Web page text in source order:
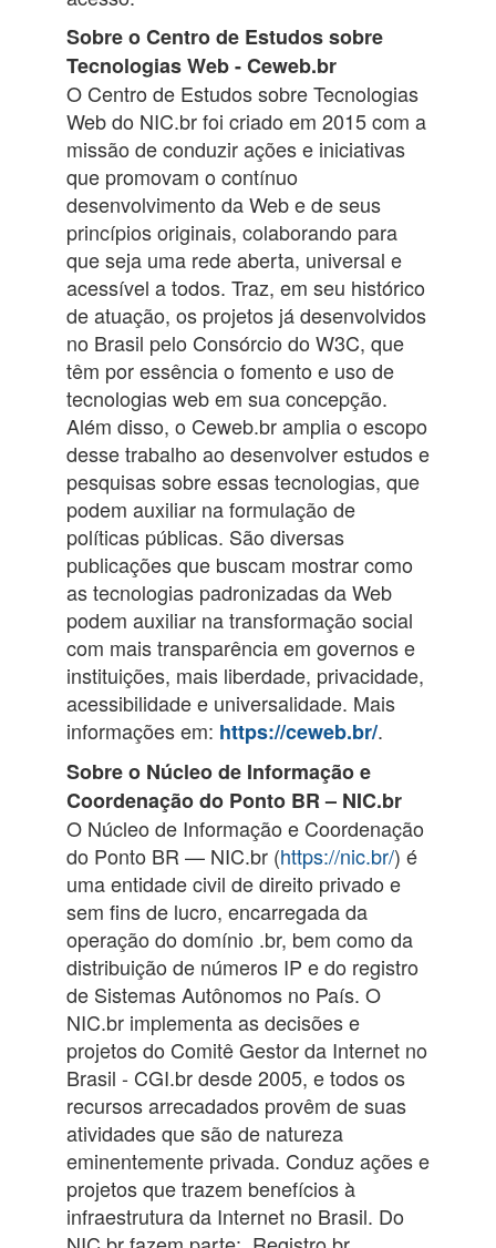
Sobre o Centro de Estudos sobre
Tecnologias Web - Ceweb.br
O Centro de Estudos sobre Tecnologias
Web do NIC.br foi criado em 2015 com a
missão de conduzir ações e iniciativas
que promovam o contínuo
desenvolvimento da Web e de seus
princípios originais, colaborando para
que seja uma rede aberta, universal e
acessível a todos. Traz, em seu histórico
de atuação, os projetos já desenvolvidos
no Brasil pelo Consórcio do W3C, que
têm por essência o fomento e uso de
tecnologias web em sua concepção.
Além disso, o Ceweb.br amplia o escopo
desse trabalho ao desenvolver estudos e
pesquisas sobre essas tecnologias, que
podem auxiliar na formulação de
políticas públicas. São diversas
publicações que buscam mostrar como
as tecnologias padronizadas da Web
podem auxiliar na transformação social
com mais transparência em governos e
instituições, mais liberdade, privacidade,
acessibilidade e universalidade. Mais
informações em: https://ceweb.br/.
Sobre o Núcleo de Informação e
Coordenação do Ponto BR – NIC.br
O Núcleo de Informação e Coordenação
do Ponto BR — NIC.br (https://nic.br/) é
uma entidade civil de direito privado e
sem fins de lucro, encarregada da
operação do domínio .br, bem como da
distribuição de números IP e do registro
de Sistemas Autônomos no País. O
NIC.br implementa as decisões e
projetos do Comitê Gestor da Internet no
Brasil - CGI.br desde 2005, e todos os
recursos arrecadados provêm de suas
atividades que são de natureza
eminentemente privada. Conduz ações e
projetos que trazem benefícios à
infraestrutura da Internet no Brasil. Do